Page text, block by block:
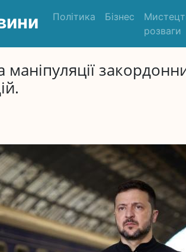
Політика Бізнес
розваги